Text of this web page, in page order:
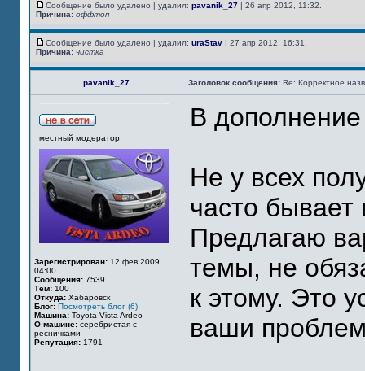
Сообщение было удалено | удалил: pavanik_27 | 26 апр 2012, 11:32.
Причина: оффтоп
Сообщение было удалено | удалил: uraStav | 27 апр 2012, 16:31.
Причина: чистка
pavanik_27 Заголовок сообщения: Re: Корректное
местный модератор
Зарегистрирован: 12 фев 2009,
04:00
Сообщения: 7539
Тем: 100
Откуда: Хабаровск
Блог: Посмотреть блог (6)
Машина: Toyota Vista Ardeo
О машине: серебристая с
ресничками
Репутация: 1791
В
Не у всех
часто бывает
Предлагаю
темы, не
к этому. Это
ваши